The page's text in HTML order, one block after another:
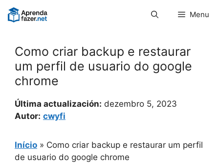
Pular
para
Menu
Como criar backup e restaurar
um perfil de usuario do google
chrome
Última actualización: dezembro 5, 2023
Autor: cwyfi
Início » Como criar backup e restaurar um perfil
de usuario do google chrome